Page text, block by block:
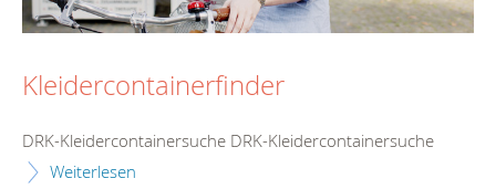
Kleidercontainerfinder
DRK-Kleidercontainersuche DRK-Kleidercontainersuche
Weiterlesen